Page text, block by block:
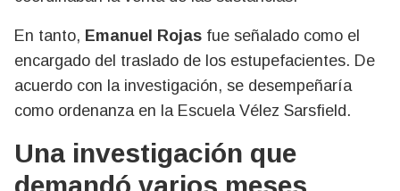
En tanto, Emanuel Rojas fue señalado como el
encargado del traslado de los estupefacientes. De
acuerdo con la investigación, se desempeñaría
como ordenanza en la Escuela Vélez Sarsfield.
Una investigación que
demandó varios meses